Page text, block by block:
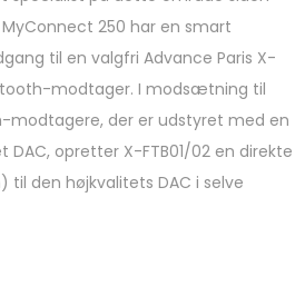
250 har en smart
til en valgfri Advance Paris X-
modtager. I modsætning til
modtagere, der er udstyret med en
opretter X-FTB01/02 en direkte
til den højkvalitets DAC i selve